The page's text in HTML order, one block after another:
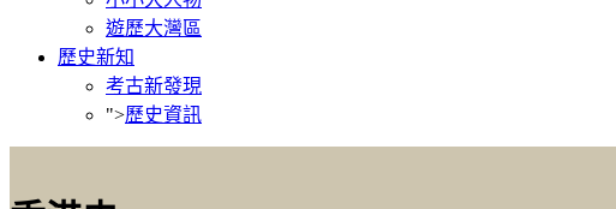
遊歷大灣區
歷史新知
考古新發現
">歷史資訊